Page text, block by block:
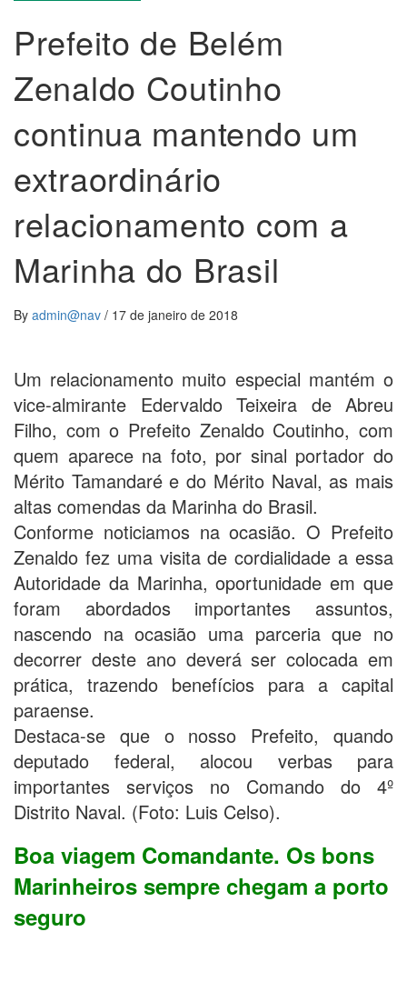
Prefeito de Belém
Zenaldo Coutinho
continua mantendo um
extraordinário
relacionamento com a
Marinha do Brasil
By admin@nav / 17 de janeiro de 2018
Um relacionamento muito especial mantém o
vice-almirante Edervaldo Teixeira de Abreu
Filho, com o Prefeito Zenaldo Coutinho, com
quem aparece na foto, por sinal portador do
Mérito Tamandaré e do Mérito Naval, as mais
altas comendas da Marinha do Brasil.
Conforme noticiamos na ocasião. O Prefeito
Zenaldo fez uma visita de cordialidade a essa
Autoridade da Marinha, oportunidade em que
foram abordados importantes assuntos,
nascendo na ocasião uma parceria que no
decorrer deste ano deverá ser colocada em
prática, trazendo benefícios para a capital
paraense.
Destaca-se que o nosso Prefeito, quando
deputado federal, alocou verbas para
importantes serviços no Comando do 4º
Distrito Naval. (Foto: Luis Celso).
Boa viagem Comandante. Os bons
Marinheiros sempre chegam a porto
seguro